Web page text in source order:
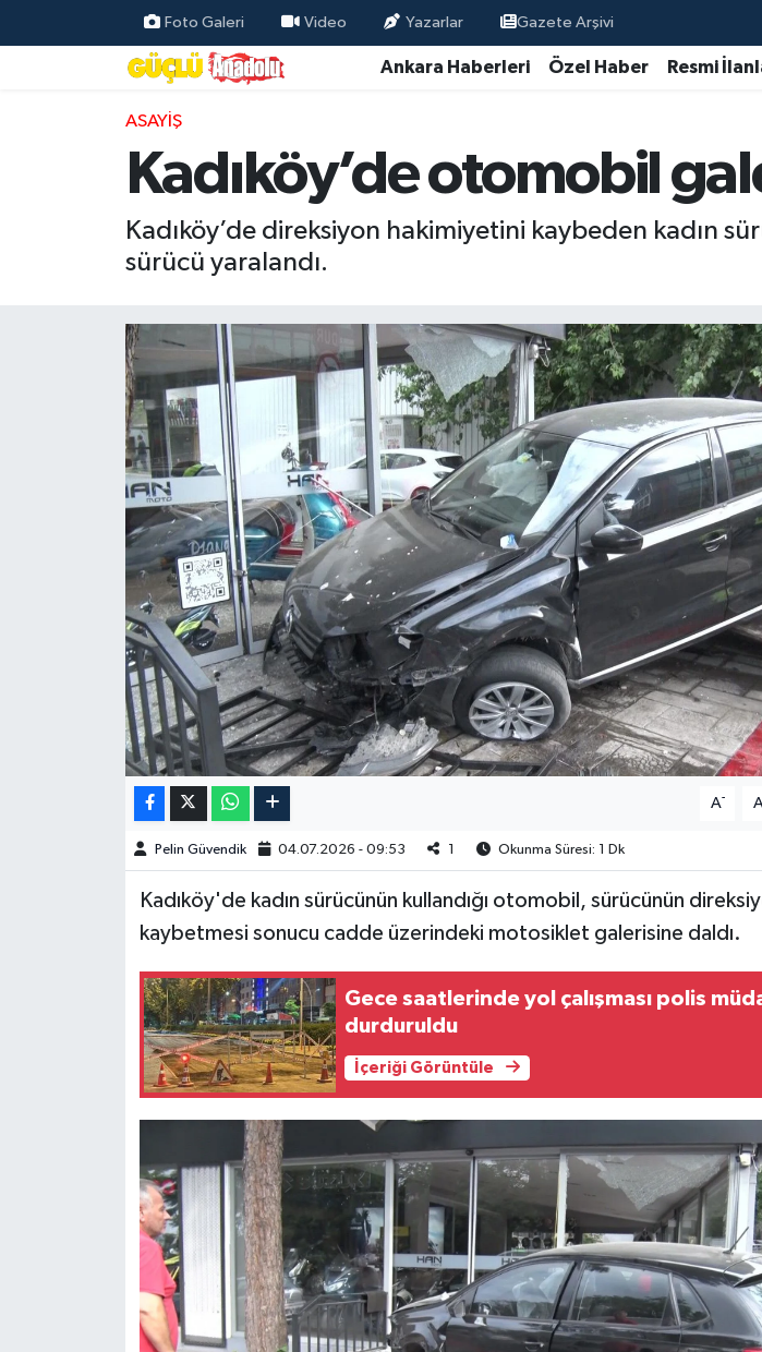
Foto Galeri Video Yazarlar Gazete Arşivi
Ankara Haberleri Özel Haber Resmi
ASAYIŞ
Kadıköy’de otomobil
Kadıköy’de direksiyon hakimiyetini kaybeden kadın
sürücü yaralandı.
A- A
Pelin Güvendik 04.07.2026 - 09:53 Okunma Süresi: 1 Dk
Kadıköy'de kadın sürücünün kullandığı otomobil, sürücünün
kaybetmesi sonucu cadde üzerindeki motosiklet galerisine daldı.
Gece saatlerinde yol çalışması polis
durduruldu
İçeriği Görüntüle
Özel Haber
Resmi İlanlar
Magazin
Burç Yorumları
Hava Durumu
Kim kimdir?
Yaşam-Çevre